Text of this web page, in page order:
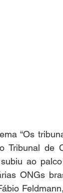
“Os
Tribunal de
ao
ONGs